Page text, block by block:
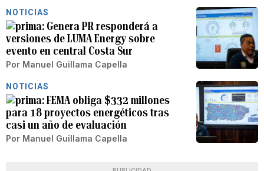
NOTICIAS
Genera PR responderá a
versiones de LUMA Energy sobre
evento en central Costa Sur
Por Manuel Guillama Capella
NOTICIAS
FEMA obliga $332 millones
para 18 proyectos energéticos tras
casi un año de evaluación
Por Manuel Guillama Capella